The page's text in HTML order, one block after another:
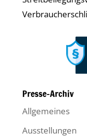
Presse-Archiv
Allgemeines
Ausstellungen